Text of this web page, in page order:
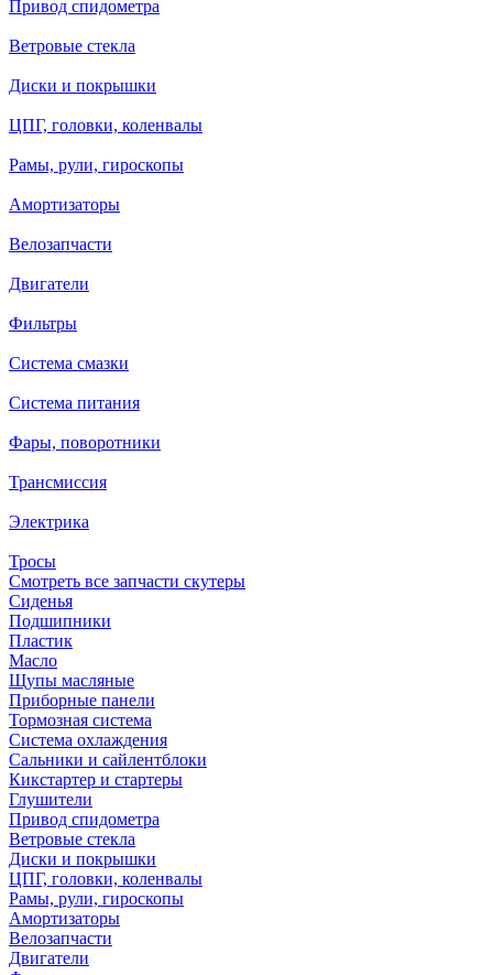
Привод спидометра
Ветровые стекла
Диски и покрышки
ЦПГ, головки, коленвалы
Рамы, рули, гироскопы
Амортизаторы
Велозапчасти
Двигатели
Фильтры
Система смазки
Система питания
Фары, поворотники
Трансмиссия
Электрика
Тросы
Смотреть все запчасти скутеры
Сиденья
Подшипники
Пластик
Масло
Щупы масляные
Приборные панели
Тормозная система
Система охлаждения
Сальники и сайлентблоки
Кикстартер и стартеры
Глушители
Привод спидометра
Ветровые стекла
Диски и покрышки
ЦПГ, головки, коленвалы
Рамы, рули, гироскопы
Амортизаторы
Велозапчасти
Двигатели